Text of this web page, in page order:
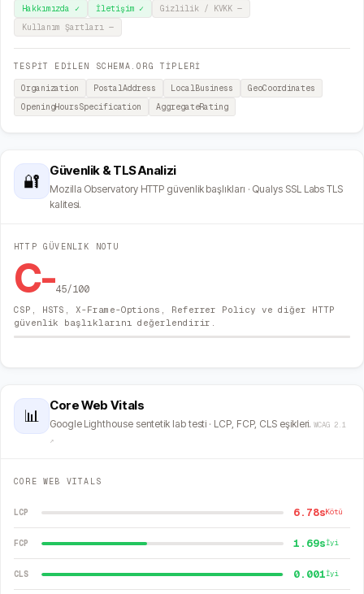
Hakkımızda ✓ İletişim ✓ Gizlilik / KVKK —
Kullanım Şartları —
TESPİT EDİLEN SCHEMA.ORG TİPLERİ
Organization PostalAddress LocalBusiness
GeoCoordinates
OpeningHoursSpecification
AggregateRating
🔐
Güvenlik & TLS Analizi
Mozilla Observatory HTTP güvenlik başlıkları · Qualys SSL Labs TLS
kalitesi.
HTTP GÜVENLIK NOTU
C-45/100
CSP, HSTS, X-Frame-Options, Referrer Policy ve diğer HTTP
güvenlik başlıklarını değerlendirir.
📊
Core Web Vitals
Google Lighthouse sentetik lab testi · LCP, FCP, CLS eşikleri. WCAG 2.1
↗
CORE WEB VITALS
LCP 6.78sKötü
FCP 1.69sİyi
CLS 0.001İyi